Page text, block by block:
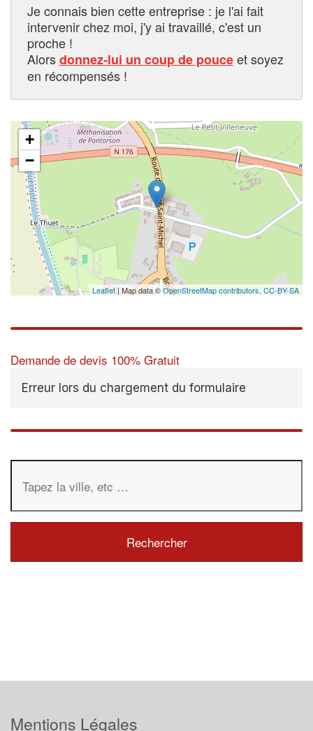
Je connais bien cette entreprise : je l'ai fait
intervenir chez moi, j'y ai travaillé, c'est un
proche !
Alorsdonnez-lui un coup de pouceet soyez
en récompensés !
+
−
Leaflet | Map data ©OpenStreetMap contributors, CC-BY-SA
Demande de devis 100% Gratuit
Erreur lors du chargement du formulaire
Mentions Légales